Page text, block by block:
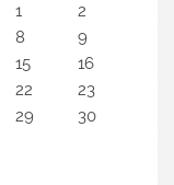
1
2
8
9
15
16
22
23
29
30